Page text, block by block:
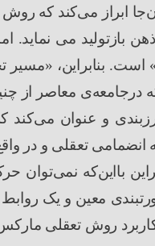
جا ابراز میکند که روش
بازتولید می نماید.
است. بنابراین، «مسیر
درجامعهی معاصر از
و عنوان میکند
انضمامی تعقلی و در
بااینکه نمیتوان
معین و یک
روش تعقلی